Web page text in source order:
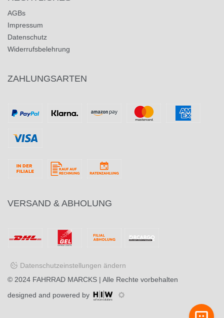
AGBs
Impressum
Datenschutz
Widerrufsbelehrung
ZAHLUNGSARTEN
VERSAND & ABHOLUNG
Datenschutzeinstellungen ändern
© 2024 FAHRRAD MARCKS | Alle Rechte vorbehalten
designed and powered by